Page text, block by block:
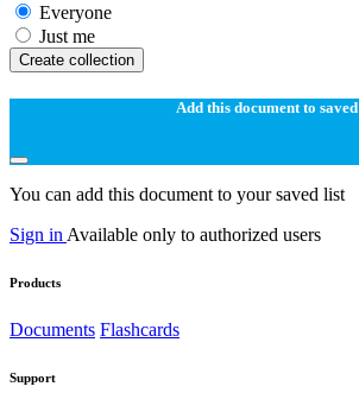
Everyone
Just me
Create collection
Add this document to saved
You can add this document to your saved list
Sign in Available only to authorized users
Products
Documents Flashcards
Support